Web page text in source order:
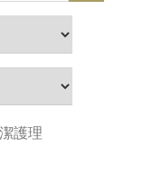
護理